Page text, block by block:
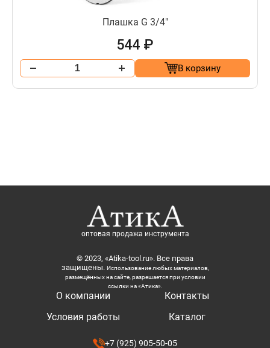
Плашка G 3/4"
544 ₽
В корзину
оптовая продажа инструмента
© 2023, «Atika-tool.ru». Все права
защищены. Использование любых материалов,
размещённых на сайте, разрешается при условии
ссылки на «Атика».
О компании
Условия работы
Контакты
Каталог
+7 (925) 905-50-05